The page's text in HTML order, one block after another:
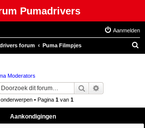
Pumadrivers
Aanmelden
forum Puma Filmpjes
Moderators
Zoek
• Pagina 1van 1
Aankondigingen